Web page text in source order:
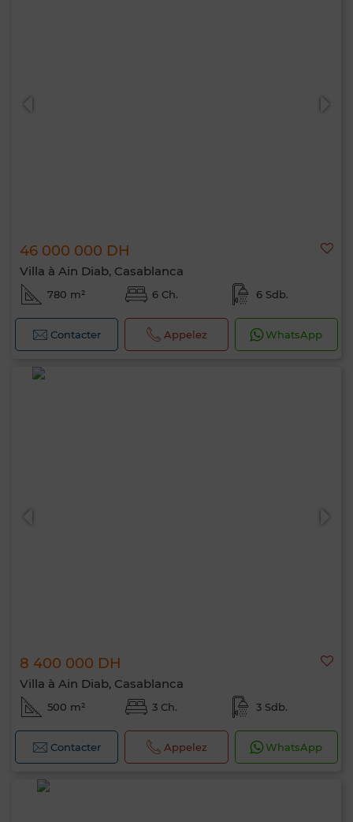
46 000 000 DH
Villa à Ain Diab, Casablanca
780 m² 6 Ch. 6 Sdb.
Contacter Appelez WhatsApp
8 400 000 DH
Villa à Ain Diab, Casablanca
500 m² 3 Ch. 3 Sdb.
Contacter Appelez WhatsApp